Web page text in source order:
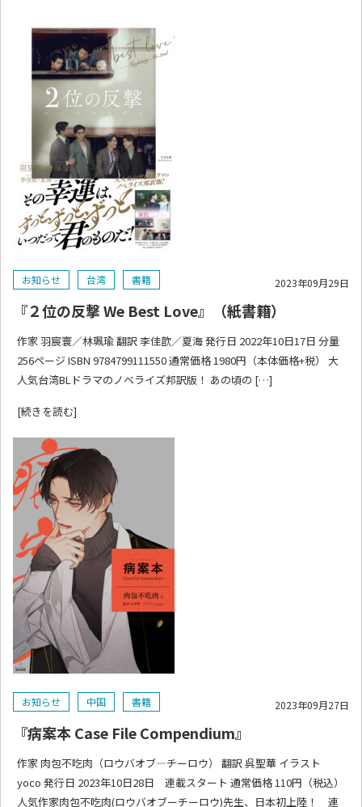
お知らせ 台湾 書籍 2023年09月29日
『２位の反撃 We Best Love』（紙書籍）
作家 羽宸寰／林珮瑜 翻訳 李佳歆／夏海 発行日 2022年10日17日 分量
256ページ ISBN 9784799111550 通常価格 1980円（本体価格+税） 大
人気台湾BLドラマのノベライズ邦訳版！ あの頃の […]
[続きを読む]
お知らせ 中国 書籍 2023年09月27日
『病案本 Case File Compendium』
作家 肉包不吃肉（ロウバオブ―チーロウ） 翻訳 呉聖華 イラスト
yoco 発行日 2023年10日28日 連載スタート 通常価格 110円（税込）
人気作家肉包不吃肉(ロウバオブーチーロウ)先生、日本初上陸！ 連